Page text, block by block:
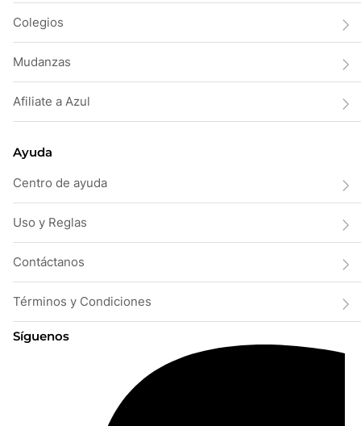
Colegios
Mudanzas
Afiliate a Azul
Ayuda
Centro de ayuda
Uso y Reglas
Contáctanos
Términos y Condiciones
Síguenos